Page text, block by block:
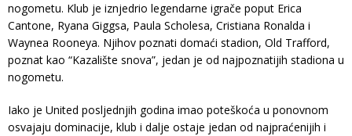
nogometu. Klub je iznjedrio legendarne igrače poput Erica
Cantone, Ryana Giggsa, Paula Scholesa, Cristiana Ronalda i
Waynea Rooneya. Njihov poznati domaći stadion, Old Trafford,
poznat kao “Kazalište snova”, jedan je od najpoznatijih stadiona u
nogometu.
Iako je United posljednjih godina imao poteškoća u ponovnom
osvajaju dominacije, klub i dalje ostaje jedan od najpraćenijih i